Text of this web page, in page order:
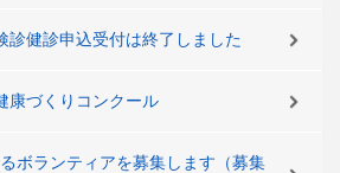
診健診申込受付は終了しました
康づくりコンクール
ボランティアを募集します（募集